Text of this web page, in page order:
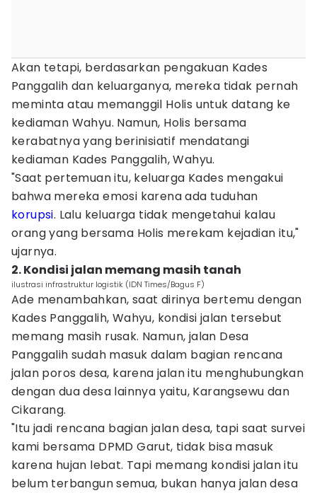
Akan tetapi, berdasarkan pengakuan Kades
Panggalih dan keluarganya, mereka tidak pernah
meminta atau memanggil Holis untuk datang ke
kediaman Wahyu. Namun, Holis bersama
kerabatnya yang berinisiatif mendatangi
kediaman Kades Panggalih, Wahyu.
"Saat pertemuan itu, keluarga Kades mengakui
bahwa mereka emosi karena ada tuduhan
korupsi. Lalu keluarga tidak mengetahui kalau
orang yang bersama Holis merekam kejadian itu,"
ujarnya.
2. Kondisi jalan memang masih tanah
ilustrasi infrastruktur logistik (IDN Times/Bagus F)
Ade menambahkan, saat dirinya bertemu dengan
Kades Panggalih, Wahyu, kondisi jalan tersebut
memang masih rusak. Namun, jalan Desa
Panggalih sudah masuk dalam bagian rencana
jalan poros desa, karena jalan itu menghubungkan
dengan dua desa lainnya yaitu, Karangsewu dan
Cikarang.
"Itu jadi rencana bagian jalan desa, tapi saat survei
kami bersama DPMD Garut, tidak bisa masuk
karena hujan lebat. Tapi memang kondisi jalan itu
belum terbangun semua, bukan hanya jalan desa